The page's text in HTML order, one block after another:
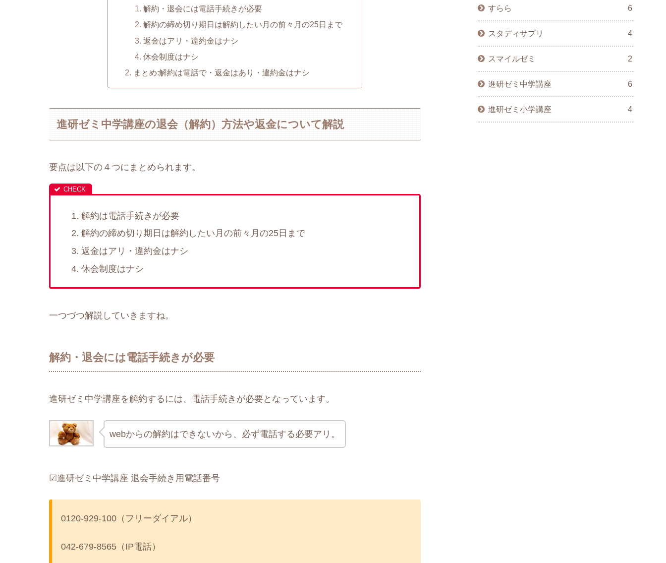
解約・退会には電話手続きが必要
解約の締め切り期日は解約したい月の前々月の25日まで
返金はアリ・違約金はナシ
休会制度はナシ
まとめ:解約は電話で・返金はあり・違約金はナシ
進研ゼミ中学講座の退会（解約）方法や返金について解説
要点は以下の４つにまとめられます。
解約は電話手続きが必要
解約の締め切り期日は解約したい月の前々月の25日まで
返金はアリ・違約金はナシ
休会制度はナシ
一つづつ解説していきますね。
解約・退会には電話手続きが必要
進研ゼミ中学講座を解約するには、電話手続きが必要となっています。
webからの解約はできないから、必ず電話する必要アリ。
☑進研ゼミ中学講座 退会手続き用電話番号
0120-929-100（フリーダイアル）
042-679-8565（IP電話）
すらら 6
スタディサプリ 4
スマイルゼミ 2
進研ゼミ中学講座 6
進研ゼミ小学講座 4